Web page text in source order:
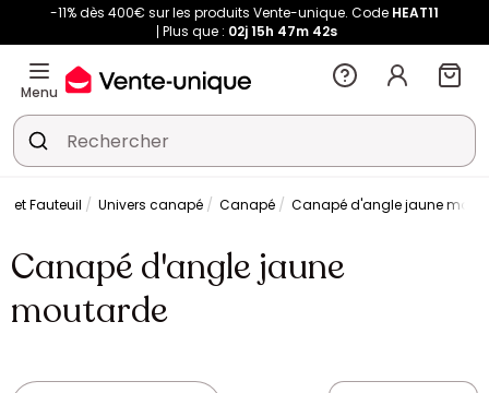
-11% dès 400€ sur les produits Vente-unique. Code HEAT11
Plus que : 02j 15h 47m 42s
Menu
et Fauteuil Univers canapé Canapé Canapé d'angle jaune
Canapé d'angle jaune
moutarde